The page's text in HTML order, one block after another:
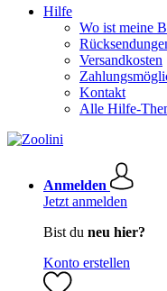
Hilfe
Wo ist meine
Versandkosten
Kontakt
Alle Hilfe-
Anmelden
Jetzt anmelden
Bist du neu hier?
Konto erstellen